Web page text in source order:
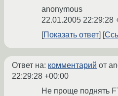
anonymous
22.01.2005 22:29:28
Показать ответ
Ответ на: комментарий от
22:29:28 +00:00
Не проще поднять